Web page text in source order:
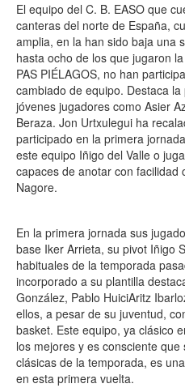
El equipo del C. B. EASO que
canteras del norte de España,
amplia, en la han sido baja una
hasta ocho de los que jugaron
PAS PIÉLAGOS, no han
cambiado de equipo. Destaca
jóvenes jugadores como Asier
Beraza. Jon Urtxulegui ha
participado en la primera
este equipo Iñigo del Valle o
capaces de anotar con facilidad
Nagore.
En la primera jornada sus
base Iker Arrieta, su pivot Iñigo
habituales de la temporada
incorporado a su plantilla
González, Pablo HuiciAritz
ellos, a pesar de su juventud,
basket. Este equipo, ya clásico
los mejores y es consciente
clásicas de la temporada, es
en esta primera vuelta.